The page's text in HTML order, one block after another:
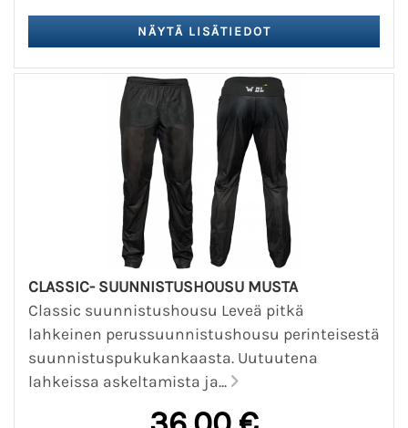
CLASSIC- SUUNNISTUSHOUSU MUSTA
Classic suunnistushousu Leveä pitkä
lahkeinen perussuunnistushousu perinteisestä
suunnistuspukukankaasta. Uutuutena
lahkeissa askeltamista ja...